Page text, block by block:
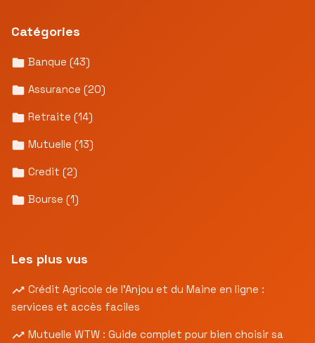
Catégories
Banque (43)
Assurance (20)
Retraite (14)
Mutuelle (13)
Credit (2)
Bourse (1)
Les plus vus
Crédit Agricole de l’Anjou et du Maine en ligne :
services et accès faciles
Mutuelle WTW : Guide complet pour bien choisir sa